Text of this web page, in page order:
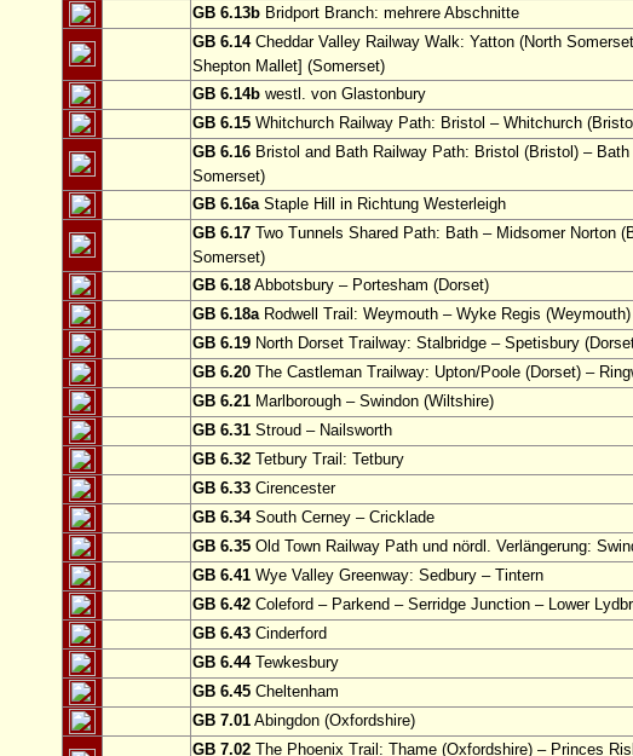
GB 6.13b Bridport Branch: mehrere Abschnitte
GB 6.14Cheddar Valley Railway Walk: Yatton (North
Shepton Mallet] (Somerset)
GB 6.14b westl. von Glastonbury
GB 6.15 Whitchurch Railway Path: Bristol – Whitchurch
GB 6.16 Bristol and Bath Railway Path: Bristol (Bristol) –
Somerset)
GB 6.16aStaple Hill in Richtung Westerleigh
GB 6.17 Two Tunnels Shared Path: Bath – Midsomer Norton
Somerset)
GB 6.18 Abbotsbury – Portesham (Dorset)
GB 6.18aRodwell Trail: Weymouth – Wyke Regis (Weymouth)
GB 6.19 North Dorset Trailway: Stalbridge – Spetisbury
GB 6.20 The Castleman Trailway: Upton/Poole (Dorset) –
GB 6.21 Marlborough – Swindon (Wiltshire)
GB 6.31 Stroud – Nailsworth
GB 6.32 Tetbury Trail: Tetbury
GB 6.33 Cirencester
GB 6.34South Cerney – Cricklade
GB 6.35 Old Town Railway Path und nördl. Verlängerung:
GB 6.41 Wye Valley Greenway: Sedbury – Tintern
GB 6.42 Coleford – Parkend – Serridge Junction – Lower
GB 6.43 Cinderford
GB 6.44Tewkesbury
GB 6.45 Cheltenham
GB 7.01 Abingdon (Oxfordshire)
GB 7.02 The Phoenix Trail: Thame (Oxfordshire) – Princes